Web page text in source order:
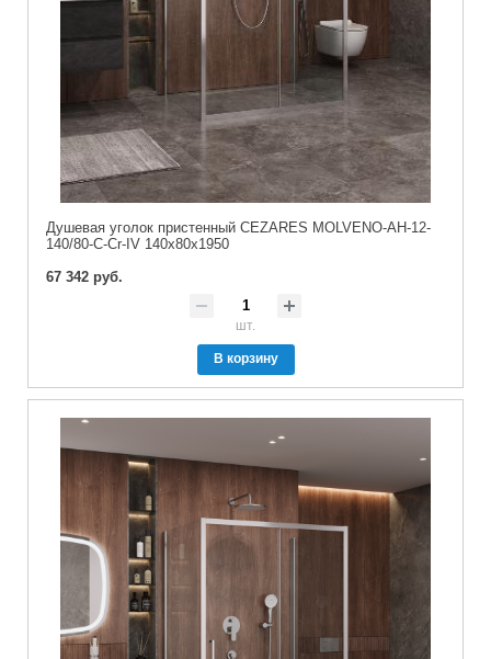
Душевая уголок пристенный CEZARES MOLVENO-AH-12-
140/80-C-Cr-IV 140x80x1950
67 342 руб.
шт.
В корзину